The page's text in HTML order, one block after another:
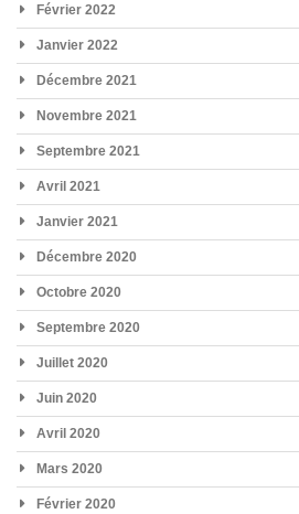
Février 2022
Janvier 2022
Décembre 2021
Novembre 2021
Septembre 2021
Avril 2021
Janvier 2021
Décembre 2020
Octobre 2020
Septembre 2020
Juillet 2020
Juin 2020
Avril 2020
Mars 2020
Février 2020